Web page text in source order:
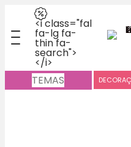
<i class="fal
fa-lg fa-
thin fa-
search">
</i>
TEMAS